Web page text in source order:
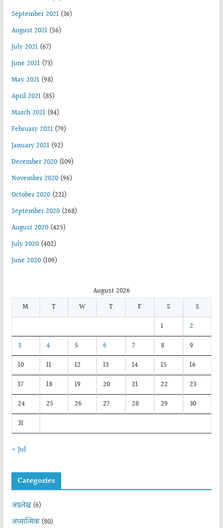
September 2021(36)
August 2021(56)
July 2021(67)
June 2021(73)
May 2021(98)
April 2021(85)
March 2021(84)
February 2021(79)
January 2021(92)
December 2020(109)
November 2020(96)
October 2020(221)
September 2020(268)
August 2020(425)
July 2020(402)
June 2020(109)
August 2026
M
T W T F S
S
1
2
3
4 5 6 7 8
9
10
11 12 13 14 15
16
17
18 19 20 21 22
23
24
25 26 27 28 29
30
31
« Jul
Categories
अग्रलेख(6)
अध्यात्मिक(80)